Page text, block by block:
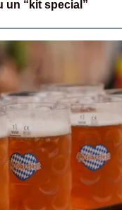
un “kit special”